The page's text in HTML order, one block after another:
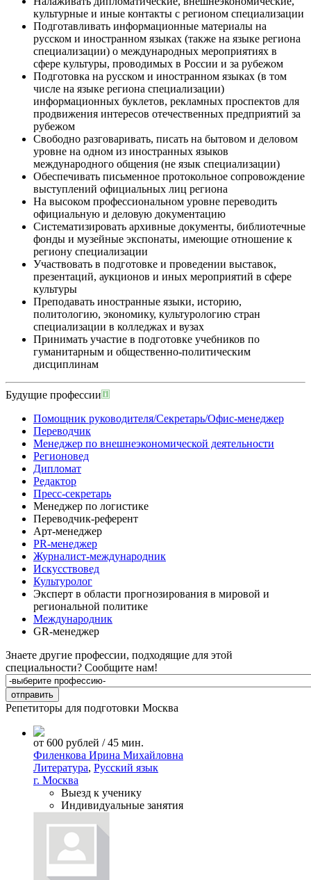
культурные и иные контакты с регионом специализации
Подготавливать информационные материалы на
русском и иностранном языках (также на языке региона
специализации) о международных мероприятиях в
сфере культуры, проводимых в России и за рубежом
Подготовка на русском и иностранном языках (в том
числе на языке региона специализации)
информационных буклетов, рекламных проспектов для
продвижения интересов отечественных предприятий за
рубежом
Свободно разговаривать, писать на бытовом и деловом
уровне на одном из иностранных языков
международного общения (не язык специализации)
Обеспечивать письменное протокольное сопровождение
выступлений официальных лиц региона
На высоком профессиональном уровне переводить
официальную и деловую документацию
Систематизировать архивные документы, библиотечные
фонды и музейные экспонаты, имеющие отношение к
региону специализации
Участвовать в подготовке и проведении выставок,
презентаций, аукционов и иных мероприятий в сфере
культуры
Преподавать иностранные языки, историю,
политологию, экономику, культурологию стран
специализации в колледжах и вузах
Принимать участие в подготовке учебников по
гуманитарным и общественно-политическим
дисциплинам
Будущие профессии
Помощник руководителя/Секретарь/Офис-менеджер
Переводчик
Менеджер по внешнеэкономической деятельности
Регионовед
Дипломат
Редактор
Пресс-секретарь
Менеджер по логистике
Переводчик-референт
Арт-менеджер
PR-менеджер
Журналист-международник
Искусствовед
Культуролог
Эксперт в области прогнозирования в мировой и
региональной политике
Международник
GR-менеджер
Знаете другие профессии, подходящие для этой
специальности? Сообщите нам!
Репетиторы для подготовки Москва
от 600 рублей / 45 мин.
Филенкова Ирина Михайловна
Литература, Русский язык
г. Москва
Выезд к ученику
Индивидуальные занятия